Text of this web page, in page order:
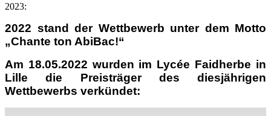
2023:
2022 stand der Wettbewerb unter dem Motto
„Chante ton AbiBac!“
Am 18.05.2022 wurden im Lycée Faidherbe in
Lille die Preisträger des diesjährigen
Wettbewerbs verkündet: